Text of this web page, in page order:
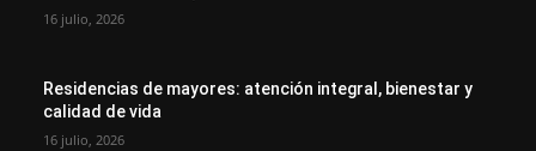
16 julio, 2026
Residencias de mayores: atención integral, bienestar y
calidad de vida
16 julio, 2026